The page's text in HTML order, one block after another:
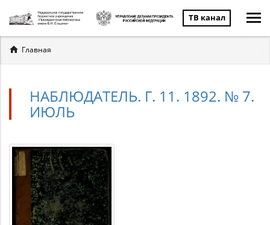
ТВ канал
Вы
здесь
Главная
НАБЛЮДАТЕЛЬ. Г. 11. 1892. № 7.
ИЮЛЬ